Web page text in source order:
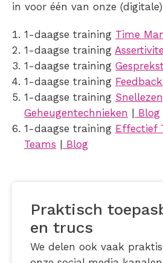
in voor één van onze
1-daagse training Time
1-daagse training
1-daagse training
1-daagse training
1-daagse training
Geheugentechnieken
Blog
1-daagse training Effectief
Teams
Blog
Praktisch
en trucs
We delen ook vaak